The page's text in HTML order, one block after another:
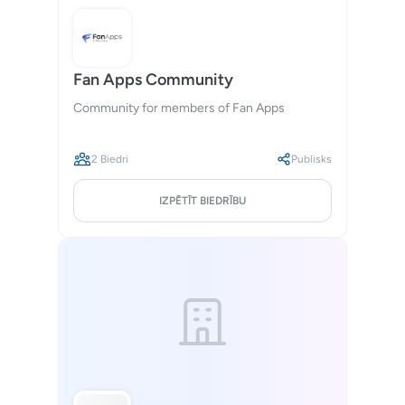
Fan Apps Community
Community for members of Fan Apps
2 Biedri Publisks
IZPĒTĪT BIEDRĪBU